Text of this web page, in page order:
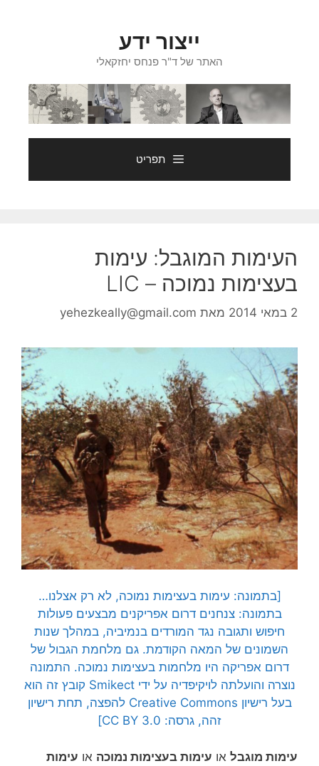
ייצור ידע
האתר של ד"ר פנחס יחזקאלי
תפריט
העימות המוגבל: עימות
בעצימות נמוכה – LIC
2 במאי 2014 מאת yehezkeally@gmail.com
[בתמונה: עימות בעצימות נמוכה, לא רק אצלנו…
בתמונה: צנחנים דרום אפריקנים מבצעים פעולות
חיפוש ותגובה נגד המורדים בנמיביה, במהלך שנות
השמונים של המאה הקודמת. גם מלחמת הגבול של
דרום אפריקה היו מלחמות בעצימות נמוכה. התמונה
נוצרה והועלתה לויקיפדיה על ידי Smikect קובץ זה הוא
בעל רישיון Creative Commons להפצה, תחת רישיון
זהה, גרסה: CC BY 3.0]
עימות מוגבל או עימות בעצימות נמוכה או עימות